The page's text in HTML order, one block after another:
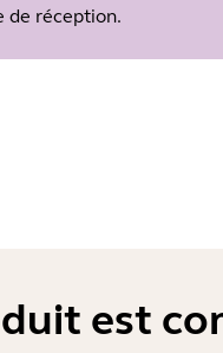
de réception.
est